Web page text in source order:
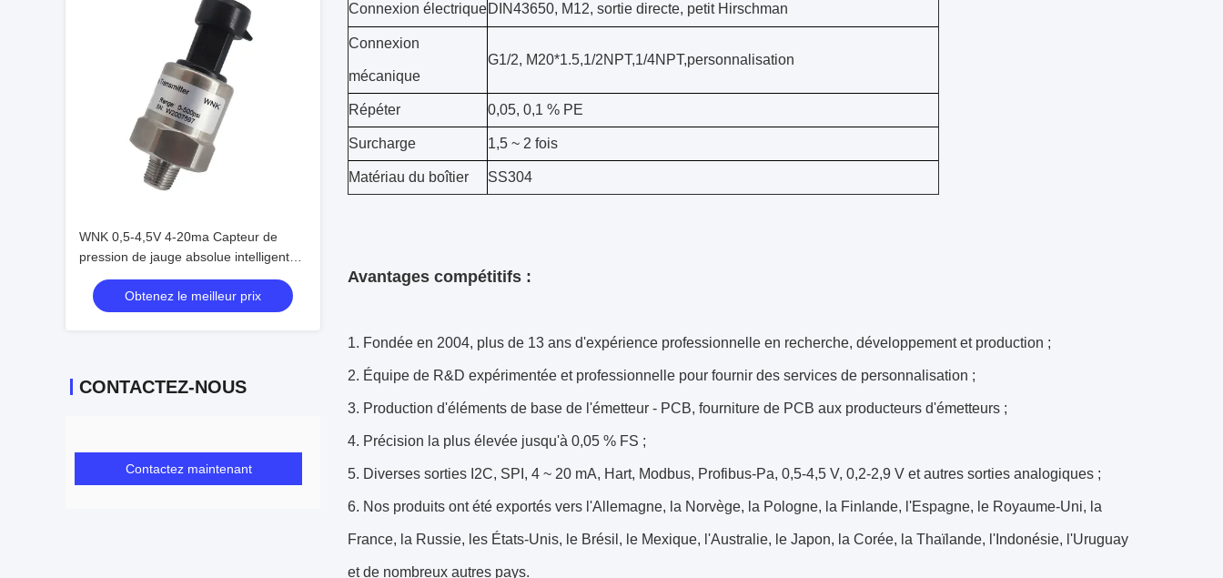
WNK 0,5-4,5V 4-20ma Capteur de
pression de jauge absolue intelligent
pour l'huile d'eau à air
Obtenez le meilleur prix
CONTACTEZ-NOUS
Contactez maintenant
Connexion électriqueDIN43650, M12, sortie directe, petit Hirschman
Connexion
mécanique
G1/2, M20*1.5,1/2NPT,1/4NPT,personnalisation
Répéter 0,05, 0,1 % PE
Surcharge 1,5 ~ 2 fois
Matériau du boîtier SS304
Avantages compétitifs :
1. Fondée en 2004, plus de 13 ans d'expérience professionnelle en recherche, développement et production ;
2. Équipe de R&D expérimentée et professionnelle pour fournir des services de personnalisation ;
3. Production d'éléments de base de l'émetteur - PCB, fourniture de PCB aux producteurs d'émetteurs ;
4. Précision la plus élevée jusqu'à 0,05 % FS ;
5. Diverses sorties I2C, SPI, 4 ~ 20 mA, Hart, Modbus, Profibus-Pa, 0,5-4,5 V, 0,2-2,9 V et autres sorties analogiques ;
6. Nos produits ont été exportés vers l'Allemagne, la Norvège, la Pologne, la Finlande, l'Espagne, le Royaume-Uni, la
France, la Russie, les États-Unis, le Brésil, le Mexique, l'Australie, le Japon, la Corée, la Thaïlande, l'Indonésie, l'Uruguay
et de nombreux autres pays.